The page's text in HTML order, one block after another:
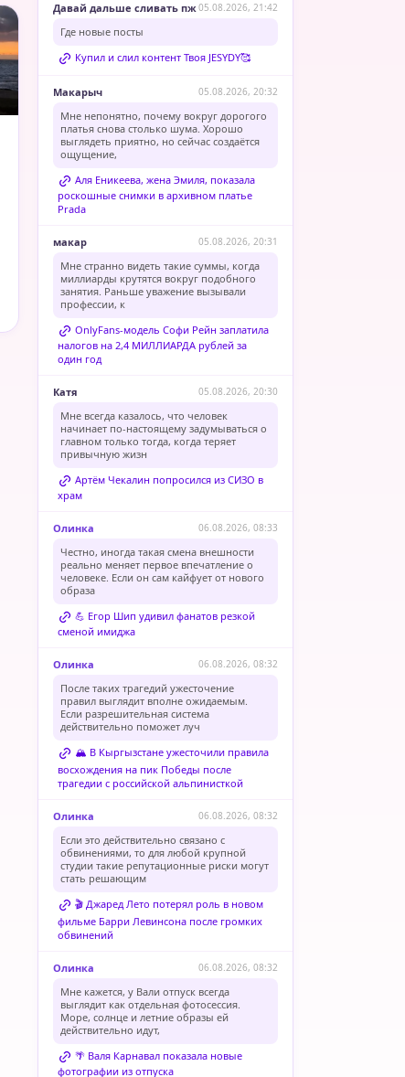
Давай дальше сливать пж05.08.2026, 21:42
Где новые посты
Купил и слил контент Твоя JESYDY🥰
Макарыч 05.08.2026, 20:32
Мне непонятно, почему вокруг дорогого
платья снова столько шума. Хорошо
выглядеть приятно, но сейчас создаётся
ощущение,
Аля Еникеева, жена Эмиля, показала
роскошные снимки в архивном платье
Prada
макар 05.08.2026, 20:31
Мне странно видеть такие суммы, когда
миллиарды крутятся вокруг подобного
занятия. Раньше уважение вызывали
профессии, к
OnlyFans-модель Софи Рейн заплатила
налогов на 2,4 МИЛЛИАРДА рублей за
один год
Катя 05.08.2026, 20:30
Мне всегда казалось, что человек
начинает по-настоящему задумываться о
главном только тогда, когда теряет
привычную жизн
Артём Чекалин попросился из СИЗО в
храм
Олинка 06.08.2026, 08:33
Честно, иногда такая смена внешности
реально меняет первое впечатление о
человеке. Если он сам кайфует от нового
образа
💪 Егор Шип удивил фанатов резкой
сменой имиджа
Олинка 06.08.2026, 08:32
После таких трагедий ужесточение
правил выглядит вполне ожидаемым.
Если разрешительная система
действительно поможет луч
🏔️ В Кыргызстане ужесточили правила
восхождения на пик Победы после
трагедии с российской альпинисткой
Олинка 06.08.2026, 08:32
Если это действительно связано с
обвинениями, то для любой крупной
студии такие репутационные риски могут
стать решающим
🎬 Джаред Лето потерял роль в новом
фильме Барри Левинсона после громких
обвинений
Олинка 06.08.2026, 08:32
Мне кажется, у Вали отпуск всегда
выглядит как отдельная фотосессия.
Море, солнце и летние образы ей
действительно идут,
🌴 Валя Карнавал показала новые
фотографии из отпуска